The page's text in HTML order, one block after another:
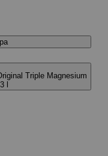
Triple Magnesium
l